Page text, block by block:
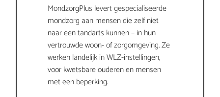
MondzorgPlus levert gespecialiseerde
mondzorg aan mensen die zelf niet
naar een tandarts kunnen – in hun
vertrouwde woon- of zorgomgeving. Ze
werken landelijk in WLZ-instellingen,
voor kwetsbare ouderen en mensen
met een beperking.